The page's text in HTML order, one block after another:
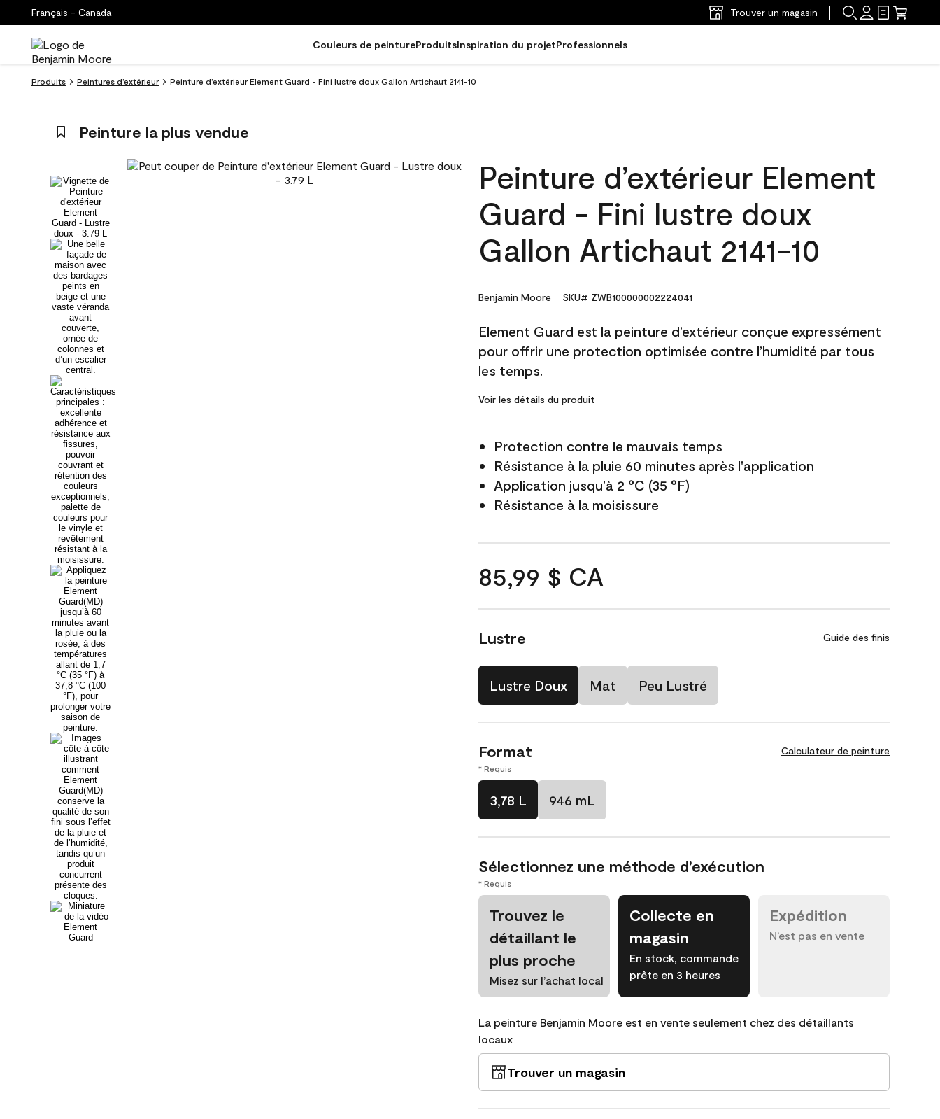
Français - Canada Trouver un magasin
Couleurs de peintureProduitsInspiration du projetProfessionnels
Produits Peintures d’extérieur Peinture d’extérieur Element Guard - Fini lustre doux Gallon Artichaut 2141-10
Peinture la plus vendue
Peinture d’extérieur Element
Guard - Fini lustre doux
Gallon Artichaut 2141-10
Benjamin Moore SKU# ZWB100000002224041
Element Guard est la peinture d’extérieur conçue expressément
pour offrir une protection optimisée contre l’humidité par tous
les temps.
Voir les détails du produit
Protection contre le mauvais temps
Résistance à la pluie 60 minutes après l'application
Application jusqu’à 2 °C (35 °F)
Résistance à la moisissure
85,99 $ CA
Lustre Guide des finis
Lustre Doux Mat Peu Lustré
Format Calculateur de peinture
* Requis
3,78 L 946 mL
Sélectionnez une méthode d’exécution
* Requis
Trouvez le
détaillant le
plus proche
Misez sur l’achat local
Collecte en
magasin
En stock, commande
prête en 3 heures
Expédition
N’est pas en vente
La peinture Benjamin Moore est en vente seulement chez des détaillants
locaux
Trouver un magasin